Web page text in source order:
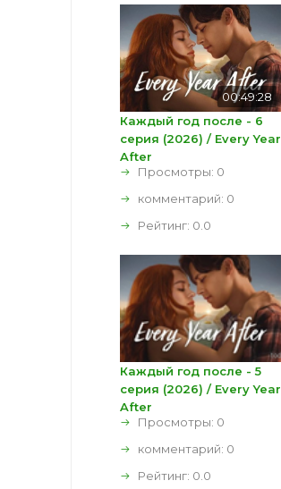
00:49:28
Каждый год после - 6
серия (2026) / Every Year
After
Просмотры: 0
комментарий: 0
Рейтинг: 0.0
Каждый год после - 5
серия (2026) / Every Year
After
Просмотры: 0
комментарий: 0
Рейтинг: 0.0